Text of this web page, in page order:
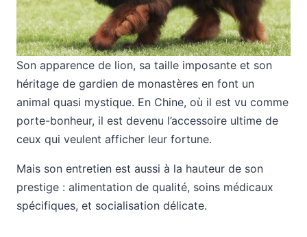
Son apparence de lion, sa taille imposante et son
héritage de gardien de monastères en font un
animal quasi mystique. En Chine, où il est vu comme
porte-bonheur, il est devenu l’accessoire ultime de
ceux qui veulent afficher leur fortune.
Mais son entretien est aussi à la hauteur de son
prestige : alimentation de qualité, soins médicaux
spécifiques, et socialisation délicate.